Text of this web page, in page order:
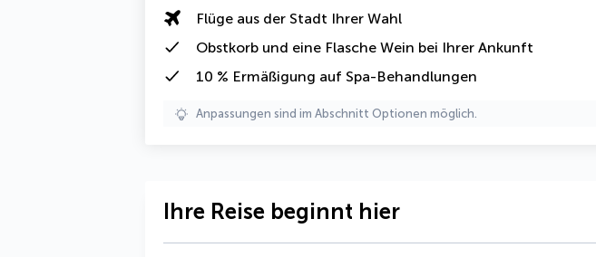
Flüge aus der Stadt Ihrer Wahl
Obstkorb und eine Flasche Wein bei Ihrer Ankunft
10 % Ermäßigung auf Spa-Behandlungen
Anpassungen sind im Abschnitt Optionen möglich.
Ihre Reise beginnt hier